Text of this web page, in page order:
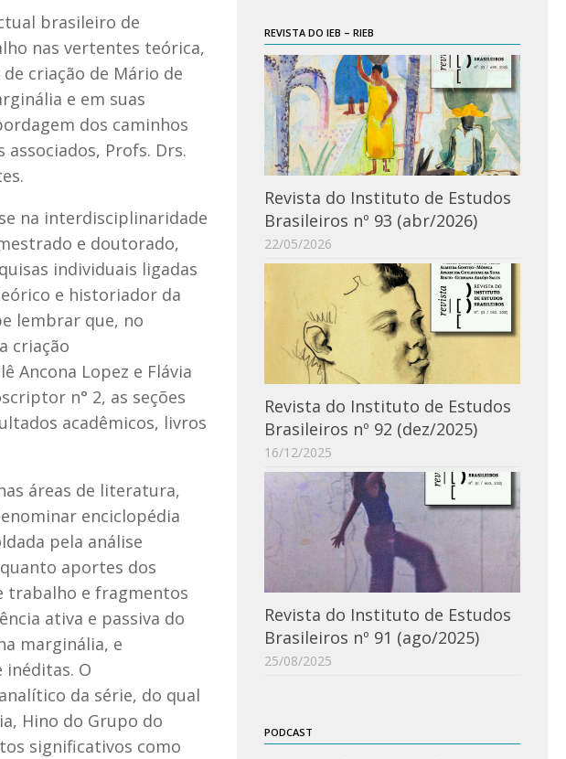
brasileiro de
nas vertentes teórica,
criação de Mário de
e em suas
dos caminhos
Profs. Drs.
na interdisciplinaridade
e doutorado,
individuais ligadas
e historiador da
lembrar que, no
criação
Ancona Lopez e Flávia
n° 2, as seções
acadêmicos, livros
áreas de literatura,
enciclopédia
pela análise
aportes dos
trabalho e fragmentos
ativa e passiva do
marginália, e
inéditas. O
da série, do qual
Hino do Grupo do
significativos como
REVISTA DO IEB – RIEB
Revista do Instituto de Estudos
Brasileiros nº 93 (abr/2026)
22/05/2026
Revista do Instituto de Estudos
Brasileiros nº 92 (dez/2025)
16/12/2025
Revista do Instituto de Estudos
Brasileiros nº 91 (ago/2025)
25/08/2025
PODCAST